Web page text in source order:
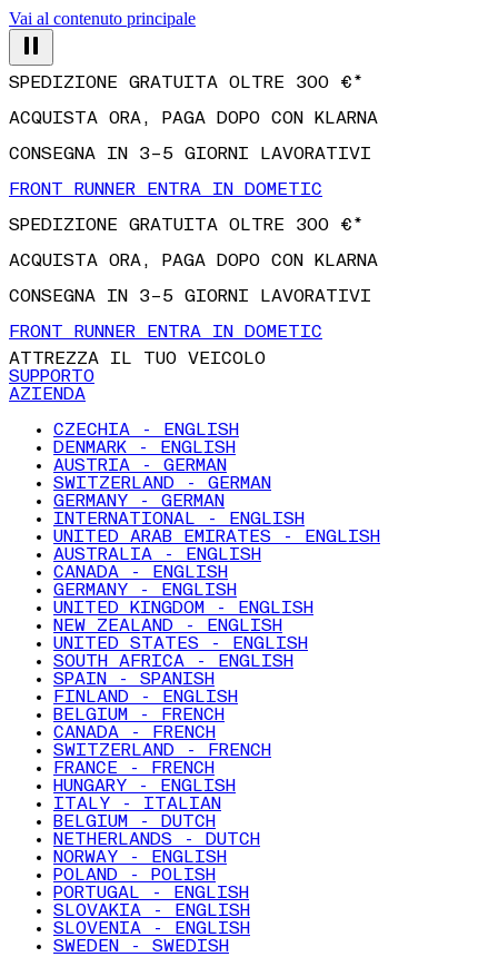
Vai al contenuto principale
SPEDIZIONE GRATUITA OLTRE 300 €*
ACQUISTA ORA, PAGA DOPO CON KLARNA
CONSEGNA IN 3–5 GIORNI LAVORATIVI
FRONT RUNNER ENTRA IN DOMETIC
SPEDIZIONE GRATUITA OLTRE 300 €*
ACQUISTA ORA, PAGA DOPO CON KLARNA
CONSEGNA IN 3–5 GIORNI LAVORATIVI
FRONT RUNNER ENTRA IN DOMETIC
ATTREZZA IL TUO VEICOLO
SUPPORTO
AZIENDA
CZECHIA - ENGLISH
DENMARK - ENGLISH
AUSTRIA - GERMAN
SWITZERLAND - GERMAN
GERMANY - GERMAN
INTERNATIONAL - ENGLISH
UNITED ARAB EMIRATES - ENGLISH
AUSTRALIA - ENGLISH
CANADA - ENGLISH
GERMANY - ENGLISH
UNITED KINGDOM - ENGLISH
NEW ZEALAND - ENGLISH
UNITED STATES - ENGLISH
SOUTH AFRICA - ENGLISH
SPAIN - SPANISH
FINLAND - ENGLISH
BELGIUM - FRENCH
CANADA - FRENCH
SWITZERLAND - FRENCH
FRANCE - FRENCH
HUNGARY - ENGLISH
ITALY - ITALIAN
BELGIUM - DUTCH
NETHERLANDS - DUTCH
NORWAY - ENGLISH
POLAND - POLISH
PORTUGAL - ENGLISH
SLOVAKIA - ENGLISH
SLOVENIA - ENGLISH
SWEDEN - SWEDISH